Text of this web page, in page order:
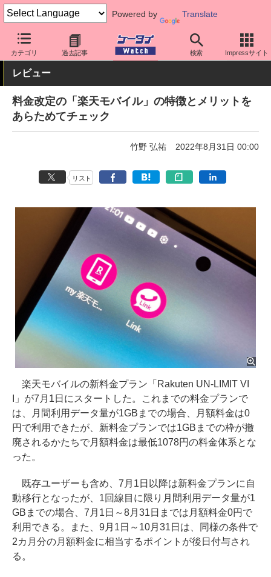
Powered by Translate
カテゴリ 過去記事 検索 Impressサイト
ケータイ Watch キャリア 楽天 料金プラン・割引
レビュー
料金改定の「楽天モバイル」の特徴とメリットを
あらためてチェック
竹野 弘祐 2022年8月31日 00:00
リスト
楽天モバイルの新料金プラン「Rakuten UN-LIMIT VI
I」が7月1日にスタートした。これまでの料金プランで
は、月間利用データ量が1GBまでの場合、月額料金は0
円で利用できたが、新料金プランでは1GBまでの枠が撤
廃されるかたちで月額料金は最低1078円の料金体系とな
った。
既存ユーザーも含め、7月1日以降は新料金プランに自
動移行となったが、1回線目に限り月間利用データ量が1
GBまでの場合、7月1日～8月31日までは月額料金0円で
利用できる。また、9月1日～10月31日は、同様の条件で
2カ月分の月額料金に相当するポイントが後日付与され
る。